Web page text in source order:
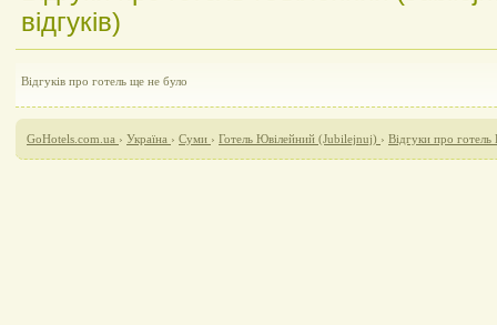
відгуків)
Відгуків про готель ще не було
GoHotels.com.ua › Україна › Суми › Готель Ювілейний (Jubilejnuj) › Відгуки про